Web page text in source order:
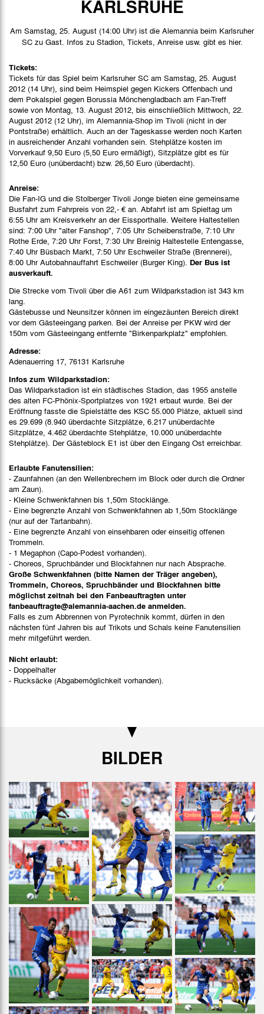
Spielbericht
Stimmen
KARLSRUHE
Am Samstag, 25. August (14:00 Uhr) ist die Alemannia beim Karlsruher
SC zu Gast. Infos zu Stadion, Tickets, Anreise usw. gibt es hier.
Tickets:
Tickets für das Spiel beim Karlsruher SC am Samstag, 25. August
2012 (14 Uhr), sind beim Heimspiel gegen Kickers Offenbach und
dem Pokalspiel gegen Borussia Mönchengladbach am Fan-Treff
sowie von Montag, 13. August 2012, bis einschließlich Mittwoch, 22.
August 2012 (12 Uhr), im Alemannia-Shop im Tivoli (nicht in der
Pontstraße) erhältlich. Auch an der Tageskasse werden noch Karten
in ausreichender Anzahl vorhanden sein. Stehplätze kosten im
Vorverkauf 9,50 Euro (5,50 Euro ermäßigt), Sitzplätze gibt es für
12,50 Euro (unüberdacht) bzw. 26,50 Euro (überdacht).
Anreise:
Die Fan-IG und die Stolberger Tivoli Jonge bieten eine gemeinsame
Busfahrt zum Fahrpreis von 22,- € an. Abfahrt ist am Spieltag um
6:55 Uhr am Kreisverkehr an der Eissporthalle. Weitere Haltestellen
sind: 7:00 Uhr "alter Fanshop", 7:05 Uhr Scheibenstraße, 7:10 Uhr
Rothe Erde, 7:20 Uhr Forst, 7:30 Uhr Breinig Haltestelle Entengasse,
7:40 Uhr Büsbach Markt, 7:50 Uhr Eschweiler Straße (Brennerei),
8:00 Uhr Autobahnauffahrt Eschweiler (Burger King). Der Bus ist
ausverkauft.
Die Strecke vom Tivoli über die A61 zum Wildparkstadion ist 343 km
lang.
Gästebusse und Neunsitzer können im eingezäunten Bereich direkt
vor dem Gästeeingang parken. Bei der Anreise per PKW wird der
150m vom Gästeeingang entfernte "Birkenparkplatz" empfohlen.
Adresse:
Adenauerring 17, 76131 Karlsruhe
Infos zum Wildparkstadion:
Das Wildparkstadion ist ein städtisches Stadion, das 1955 anstelle
des alten FC-Phönix-Sportplatzes von 1921 erbaut wurde. Bei der
Eröffnung fasste die Spielstätte des KSC 55.000 Plätze, aktuell sind
es 29.699 (8.940 überdachte Sitzplätze, 6.217 unüberdachte
Sitzplätze, 4.462 überdachte Stehplätze, 10.000 unüberdachte
Stehplätze). Der Gästeblock E1 ist über den Eingang Ost erreichbar.
Erlaubte Fanutensilien:
- Zaunfahnen (an den Wellenbrechern im Block oder durch die Ordner
am Zaun).
- Kleine Schwenkfahnen bis 1,50m Stocklänge.
- Eine begrenzte Anzahl von Schwenkfahnen ab 1,50m Stocklänge
(nur auf der Tartanbahn).
- Eine begrenzte Anzahl von einsehbaren oder einseitig offenen
Trommeln.
- 1 Megaphon (Capo-Podest vorhanden).
- Choreos, Spruchbänder und Blockfahnen nur nach Absprache.
Große Schwenkfahnen (bitte Namen der Träger angeben),
Trommeln, Choreos, Spruchbänder und Blockfahnen bitte
möglichst zeitnah bei den Fanbeauftragten unter
fanbeauftragte@alemannia-aachen.de anmelden.
Falls es zum Abbrennen von Pyrotechnik kommt, dürfen in den
nächsten fünf Jahren bis auf Trikots und Schals keine Fanutensilien
mehr mitgeführt werden.
Nicht erlaubt:
- Doppelhalter
- Rucksäcke (Abgabemöglichkeit vorhanden).
BILDER